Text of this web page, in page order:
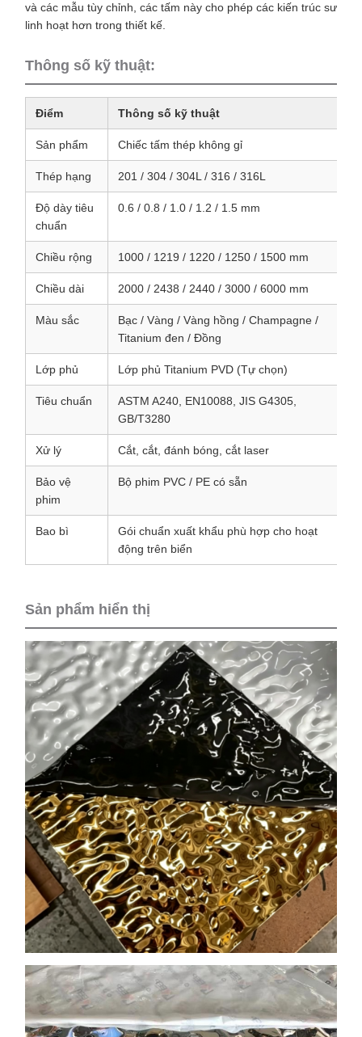
và các mẫu tùy chỉnh, các tấm này cho phép các kiến trúc sư
linh hoạt hơn trong thiết kế.
Thông số kỹ thuật:
Điểm Thông số kỹ thuật
Sản phẩm Chiếc tấm thép không gỉ
Thép hạng 201 / 304 / 304L / 316 / 316L
Độ dày tiêu
chuẩn
0.6 / 0.8 / 1.0 / 1.2 / 1.5 mm
Chiều rộng 1000 / 1219 / 1220 / 1250 / 1500 mm
Chiều dài 2000 / 2438 / 2440 / 3000 / 6000 mm
Màu sắc
Bạc / Vàng / Vàng hồng / Champagne /
Titanium đen / Đồng
Lớp phủ Lớp phủ Titanium PVD (Tự chọn)
Tiêu chuẩn
ASTM A240, EN10088, JIS G4305,
GB/T3280
Xử lý Cắt, cắt, đánh bóng, cắt laser
Bảo vệ
phim
Bộ phim PVC / PE có sẵn
Bao bì
Gói chuẩn xuất khẩu phù hợp cho hoạt
động trên biển
Sản phẩm hiển thị